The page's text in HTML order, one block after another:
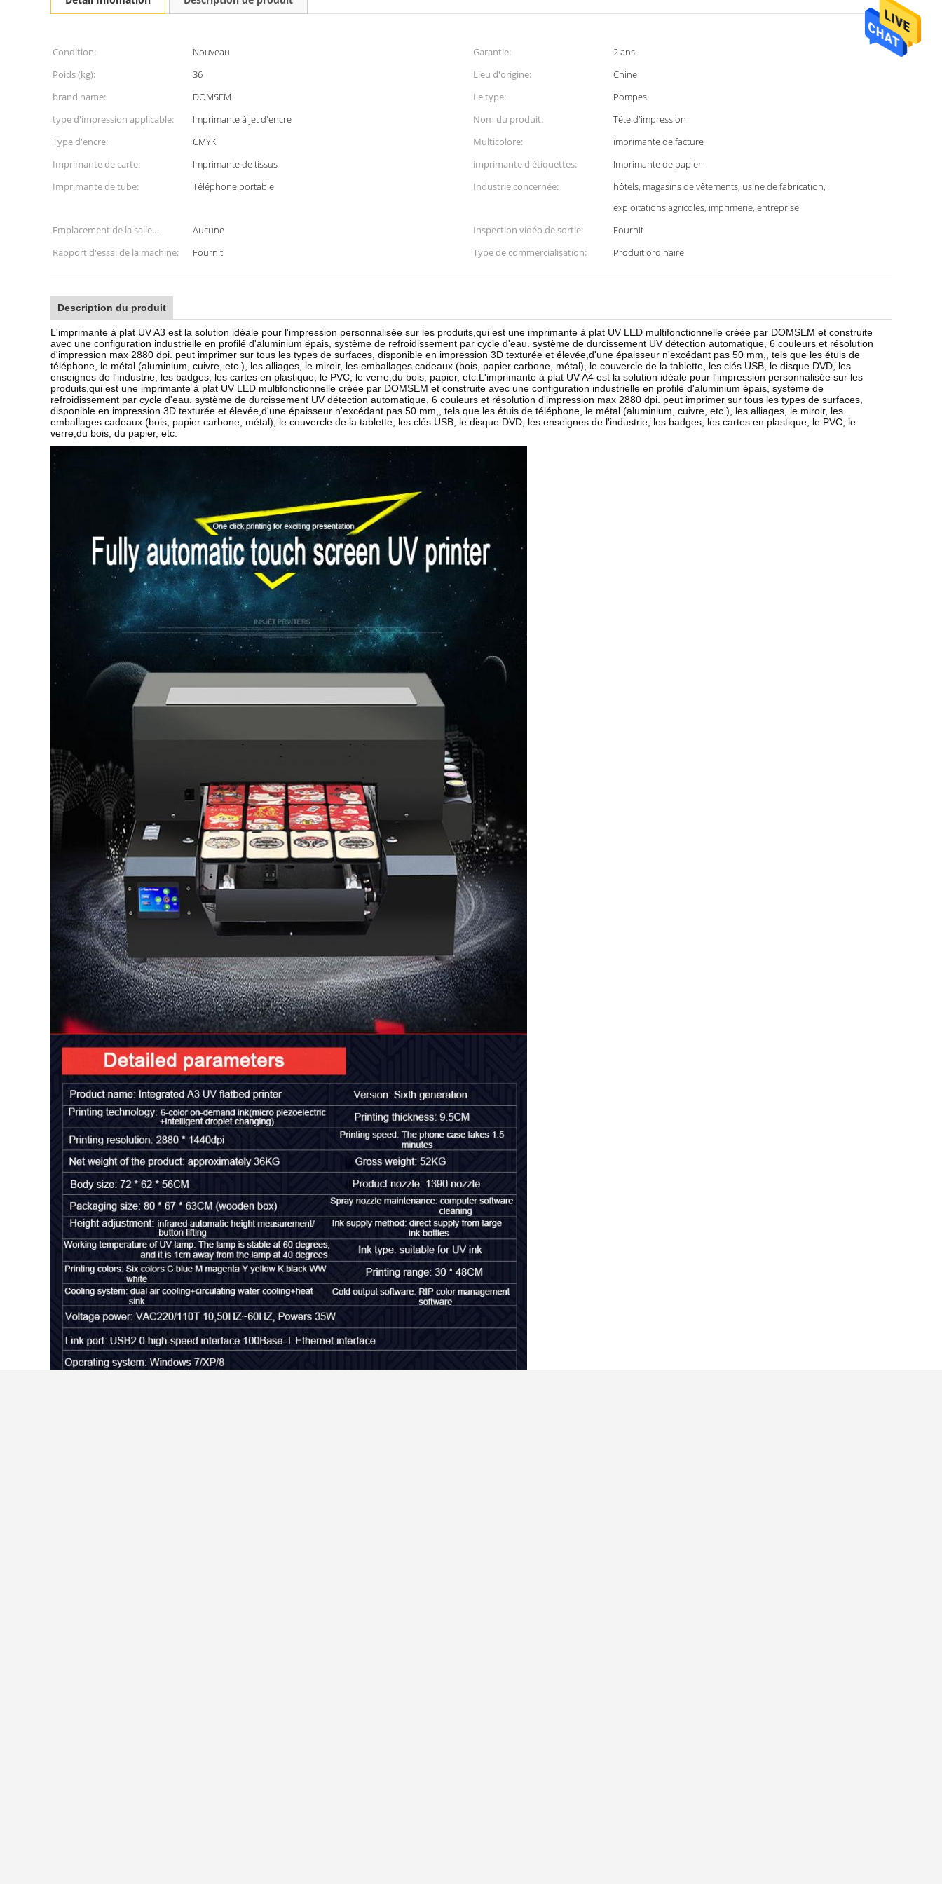
Condition: Nouveau Garantie:
2 ans
Poids (kg):
36 Lieu d'origine:
Chine
brand name:
DOMSEM Le type:
Pompes
type d'impression applicable:
Imprimante à jet d'encre Nom du produit:
Tête d'impression
Type d'encre:
CMYK Multicolore:
imprimante de facture
Imprimante de carte:
Imprimante de tissus imprimante d'étiquettes:
Imprimante de papier
Imprimante de tube:
Téléphone portable Industrie concernée:
hôtels, magasins de vêtements, usine de fabrication,
exploitations agricoles, imprimerie, entreprise
Emplacement de la salle
d'exposition:
Aucune Inspection vidéo de sortie:
Fournit
Rapport d'essai de la machine:
Fournit Type de commercialisation: Produit ordinaire
Description du produit
L'imprimante à plat UV A3 est la solution idéale pour l'impression personnalisée sur les produits,qui est une imprimante à plat UV LED multifonctionnelle créée par DOMSEM et construite
avec une configuration industrielle en profilé d'aluminium épais, système de refroidissement par cycle d'eau. système de durcissement UV détection automatique, 6 couleurs et résolution
d'impression max 2880 dpi. peut imprimer sur tous les types de surfaces, disponible en impression 3D texturée et élevée,d'une épaisseur n'excédant pas 50 mm,, tels que les étuis de
téléphone, le métal (aluminium, cuivre, etc.), les alliages, le miroir, les emballages cadeaux (bois, papier carbone, métal), le couvercle de la tablette, les clés USB, le disque DVD, les
enseignes de l'industrie, les badges, les cartes en plastique, le PVC, le verre,du bois, papier, etc.L'imprimante à plat UV A4 est la solution idéale pour l'impression personnalisée sur les
produits,qui est une imprimante à plat UV LED multifonctionnelle créée par DOMSEM et construite avec une configuration industrielle en profilé d'aluminium épais, système de
refroidissement par cycle d'eau. système de durcissement UV détection automatique, 6 couleurs et résolution d'impression max 2880 dpi. peut imprimer sur tous les types de surfaces,
disponible en impression 3D texturée et élevée,d'une épaisseur n'excédant pas 50 mm,, tels que les étuis de téléphone, le métal (aluminium, cuivre, etc.), les alliages, le miroir, les
emballages cadeaux (bois, papier carbone, métal), le couvercle de la tablette, les clés USB, le disque DVD, les enseignes de l'industrie, les badges, les cartes en plastique, le PVC, le
verre,du bois, du papier, etc.